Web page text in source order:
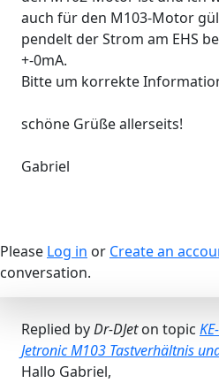
auch für den M103-Motor
pendelt der Strom am EHS
+-0mA.
Bitte um korrekte
schöne Grüße allerseits!
Gabriel
Please Log in or Create an
conversation.
Replied byDr-DJeton topic KE-
Jetronic M103 Tastverhältnis
Hallo Gabriel,